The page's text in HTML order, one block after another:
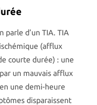
d’un TIA. TIA
(afflux
courte durée) : une
un mauvais afflux
une demi-heure
disparaissent